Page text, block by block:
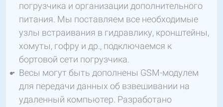
погрузчика и организации дополнительного
питания. Мы поставляем все необходимые
узлы встраивания в гидравлику, кронштейны,
хомуты, гофру и др., подключаемся к
бортовой сети погрузчика.
Весы могут быть дополнены GSM-модулем
для передачи данных об взвешивании на
удаленный компьютер. Разработано